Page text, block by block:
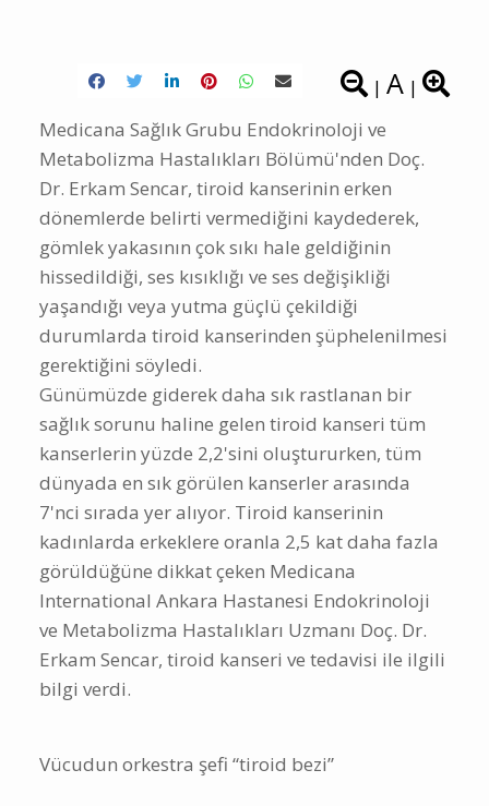
| A |
Medicana Sağlık Grubu Endokrinoloji ve
Metabolizma Hastalıkları Bölümü'nden Doç.
Dr. Erkam Sencar, tiroid kanserinin erken
dönemlerde belirti vermediğini kaydederek,
gömlek yakasının çok sıkı hale geldiğinin
hissedildiği, ses kısıklığı ve ses değişikliği
yaşandığı veya yutma güçlü çekildiği
durumlarda tiroid kanserinden şüphelenilmesi
gerektiğini söyledi.
Günümüzde giderek daha sık rastlanan bir
sağlık sorunu haline gelen tiroid kanseri tüm
kanserlerin yüzde 2,2'sini oluştururken, tüm
dünyada en sık görülen kanserler arasında
7'nci sırada yer alıyor. Tiroid kanserinin
kadınlarda erkeklere oranla 2,5 kat daha fazla
görüldüğüne dikkat çeken Medicana
International Ankara Hastanesi Endokrinoloji
ve Metabolizma Hastalıkları Uzmanı Doç. Dr.
Erkam Sencar, tiroid kanseri ve tedavisi ile ilgili
bilgi verdi.
Vücudun orkestra şefi “tiroid bezi”